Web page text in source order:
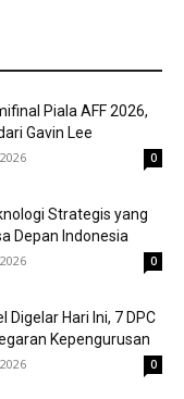
Piala AFF 2026,
Gavin Lee
0
Strategis yang
Depan Indonesia
0
Digelar Hari Ini, 7 DPC
Kepengurusan
0